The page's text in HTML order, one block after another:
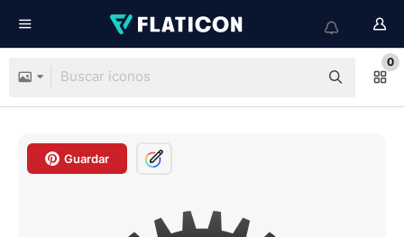
0
Guardar